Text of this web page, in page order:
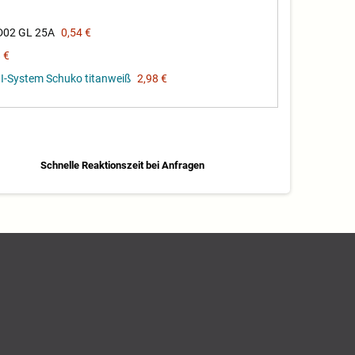
GL 25A 0,54 €
€
System Schuko titanweiß 2,98 €
Schnelle Reaktionszeit bei Anfragen